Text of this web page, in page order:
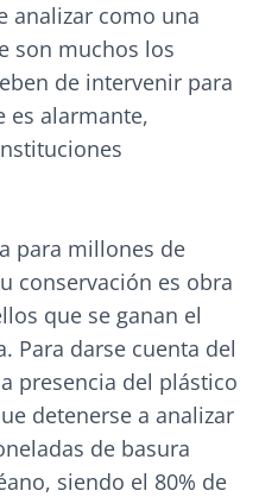
analizar como una
son muchos los
de intervenir para
es alarmante,
para millones de
conservación es obra
que se ganan el
Para darse cuenta del
presencia del plástico
detenerse a analizar
de basura
siendo el 80% de